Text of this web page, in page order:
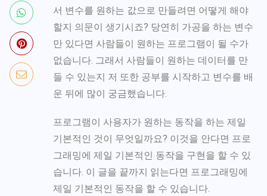
서 변수를 원하는 값으로 만들려면 어떻게 해야
할지 의문이 생기시죠? 당연히 가공을 하는 변수
만 있다면 사람들이 원하는 프로그램이 될 수가
없습니다. 그래서 사람들이 원하는 데이터를 만
들 수 있는지 저 또한 공부를 시작하고 변수를 배
운 뒤에 많이 궁금했습니다.
프로그램이 사용자가 원하는 동작을 하는 제일
기본적인 것이 무엇일까요? 이것을 안다면 프로
그래밍에 제일 기본적인 동작을 구현을 할 수 있
습니다. 이 글을 끝까지 읽는다면 프로그래밍에
제일 기본적인 동작을 할 수 있습니다.